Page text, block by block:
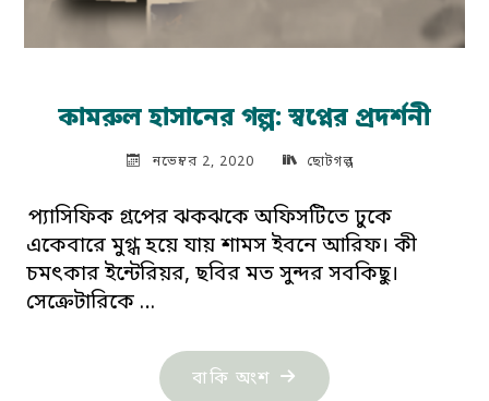
কামরুল হাসানের গল্প: স্বপ্নের প্রদর্শনী
নভেম্বর 2, 2020 ছোটগল্প
প্যাসিফিক গ্রপের ঝকঝকে অফিসটিতে ঢুকে
একেবারে মুগ্ধ হয়ে যায় শামস ইবনে আরিফ। কী
চমৎকার ইন্টেরিয়র, ছবির মত সুন্দর সবকিছু।
সেক্রেটারিকে …
বাকি অংশ "কামরুল